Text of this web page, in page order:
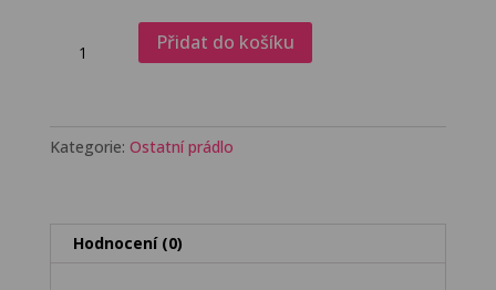
množství
Přidat do košíku
Kategorie: Ostatní prádlo
Hodnocení (0)